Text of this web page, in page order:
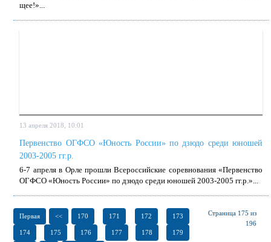
щее!»...
13 апреля 2018, 10:01
Первенство ОГФСО «Юность России» по дзюдо среди юношей
2003-2005 гг.р.
6-7 ап­ре­ля в Ор­ле про­шли Все­рос­сий­ские со­рев­но­ва­ния «Пер­вен­ство
ОГФСО «Юность Рос­сии» по дзю­до сре­ди юно­шей 2003-2005 гг.р.»...
Первая << 170 171 172 173
174 175 176 177 178 179
Страница 175 из
196